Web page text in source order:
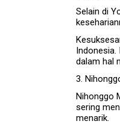
Selain di
Indonesia.
dalam hal
3.
Nihonggo
sering
menarik.